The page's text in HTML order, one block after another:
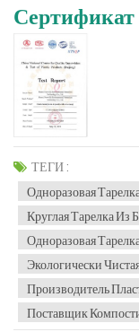
Сертификат
ТЕГИ :
Одноразовая
Круглая Тарелка Из
Одноразовая
Экологически
Производитель
Поставщик